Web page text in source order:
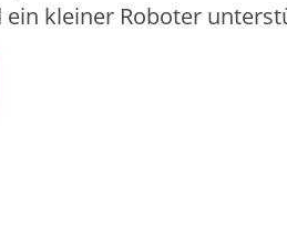
kleiner Roboter